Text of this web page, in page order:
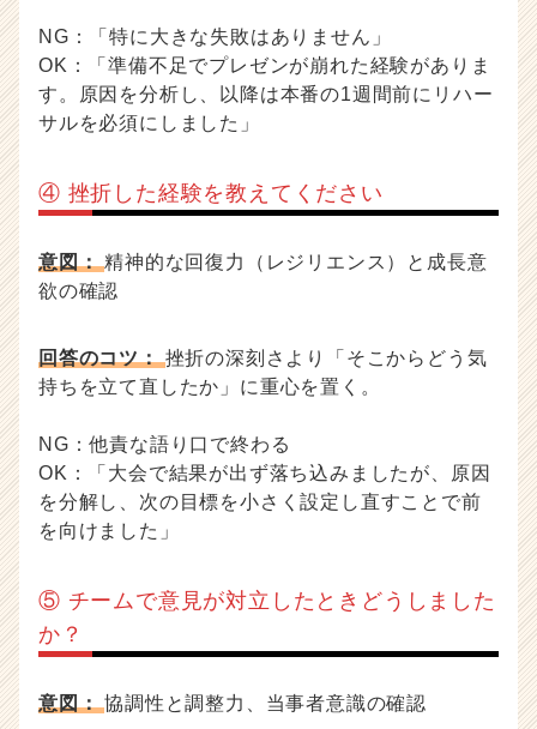
NG：「特に大きな失敗はありません」
OK：「準備不足でプレゼンが崩れた経験がありま
す。原因を分析し、以降は本番の1週間前にリハー
サルを必須にしました」
④ 挫折した経験を教えてください
意図：精神的な回復力（レジリエンス）と成長意
欲の確認
回答のコツ：挫折の深刻さより「そこからどう気
持ちを立て直したか」に重心を置く。
NG：他責な語り口で終わる
OK：「大会で結果が出ず落ち込みましたが、原因
を分解し、次の目標を小さく設定し直すことで前
を向けました」
⑤ チームで意見が対立したときどうしました
か？
意図：協調性と調整力、当事者意識の確認